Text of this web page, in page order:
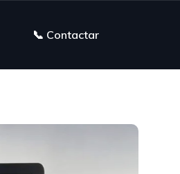
📞 Contactar